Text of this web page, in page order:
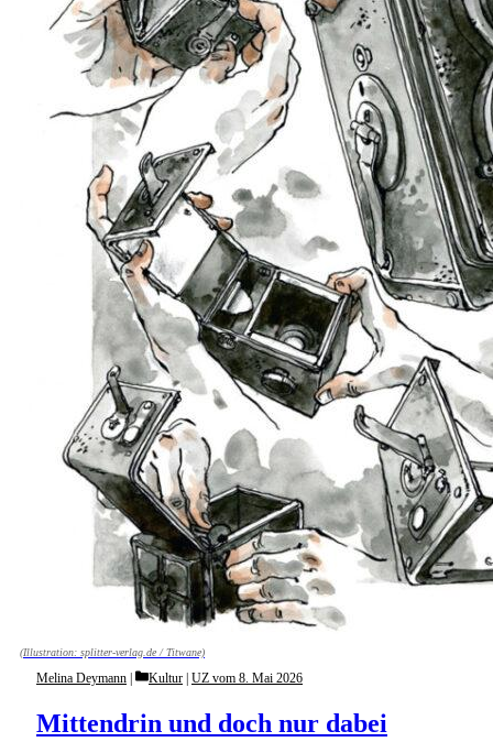
(Illustration: splitter-verlag.de / Titwane)
Mittendrin und doch nur dabei
Melina Deymann Categories
Kultur UZ vom 8. Mai 2026